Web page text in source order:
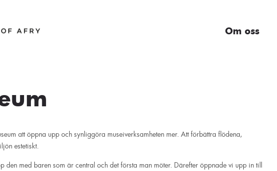
Om oss
att öppna upp och synliggöra museiverksamheten mer. Att förbättra flödena,
estetiskt.
den med baren som är central och det första man möter. Därefter öppnade vi upp in till